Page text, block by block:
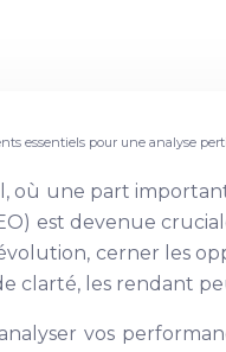
essentiels pour une analyse
où une part
est devenue
cerner les
clarté, les rendant
vos